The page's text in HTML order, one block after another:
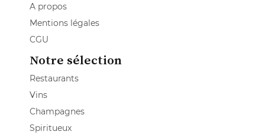
A propos
Mentions légales
CGU
Notre sélection
Restaurants
Vins
Champagnes
Spiritueux